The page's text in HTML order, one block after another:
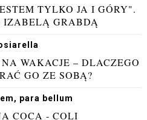
TYLKO JA I GÓRY".
IZABELĄ GRABDĄ
WAKACJE – DLACZEGO
GO ZE SOBĄ?
para bellum
COCA - COLI